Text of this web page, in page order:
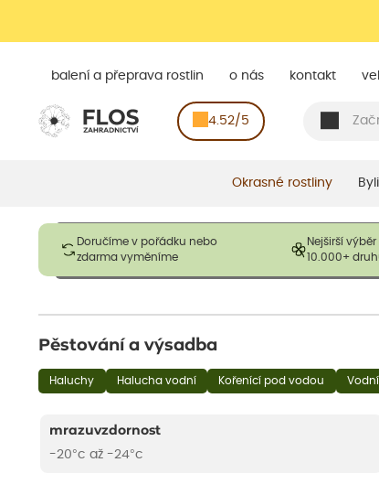
balení a přeprava rostlin o nás kontakt
4.52/5
Okrasné rostliny
Doručíme v pořádku nebo
zdarma vyměníme
Nejširší výběr
10.000+
Obrázky slouží pouze pro ilustrační účely a mají
opadavé rostliny dodávány v dormantním stavu a bez
Pěstování a výsadba
Haluchy Halucha vodní Kořenící pod vodou
mrazuvzdornost
-20°c až -24°c